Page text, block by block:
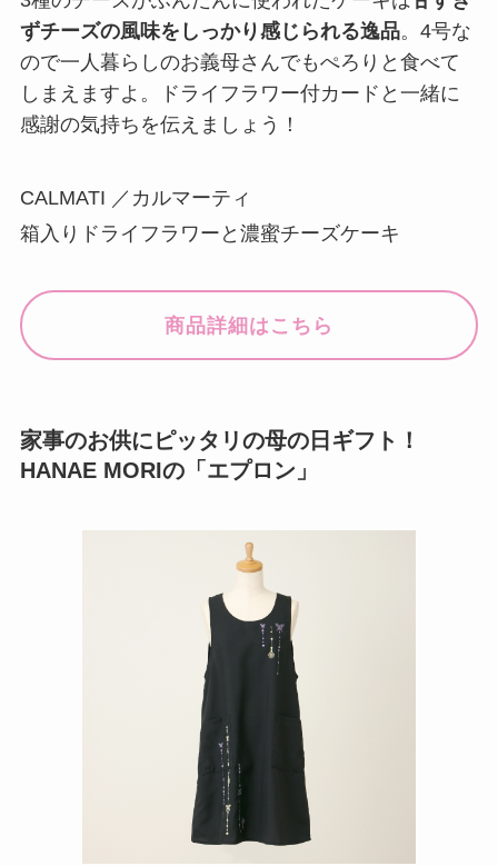
ずチーズの風味をしっかり感じられる逸品。4号な
ので一人暮らしのお義母さんでもぺろりと食べて
しまえますよ。ドライフラワー付カードと一緒に
感謝の気持ちを伝えましょう！
CALMATI ／カルマーティ
箱入りドライフラワーと濃蜜チーズケーキ
商品詳細はこちら
家事のお供にピッタリの母の日ギフト！
HANAE MORIの「エプロン」